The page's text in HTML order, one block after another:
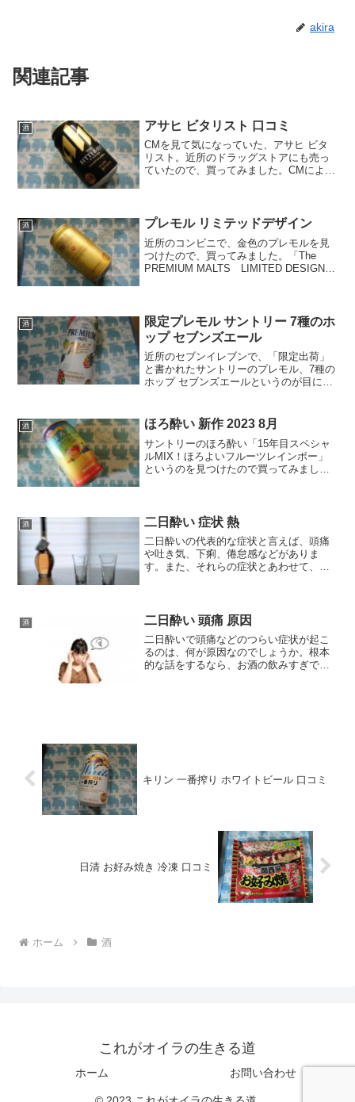
akira
関連記事
酒 アサヒ ビタリスト 口コミ
CMを見て気になっていた、アサヒ ビタ
リスト。近所のドラッグストアにも売っ
ていたので、買ってみました。CMによる
ビールが特に好き、とい...
酒 プレモル リミテッドデザイン
近所のコンビニで、金色のプレモルを見
つけたので、買ってみました。「The
PREMIUM MALTS LIMITED DESIGN」
も...
酒
限定プレモル サントリー 7種のホ
ップ セブンズエール
近所のセブンイレブンで、「限定出荷」
と書かれたサントリーのプレモル、7種の
ホップ セブンズエールというのが目につ
情報がない。なので、調べてみますと、
発売日は2024年...
酒 ほろ酔い 新作 2023 8月
サントリーのほろ酔い「15年目スペシャ
ルMIX！ほろよいフルーツレインボー」
というのを見つけたので買ってみまし
１００種を超え...
酒 二日酔い 症状 熱
二日酔いの代表的な症状と言えば、頭痛
や吐き気、下痢、倦怠感などがありま
す。また、それらの症状とあわせて、熱
出る原因まず、発熱の原因と...
酒 二日酔い 頭痛 原因
二日酔いで頭痛などのつらい症状が起こ
るのは、何が原因なのでしょうか。根本
的な話をするなら、お酒の飲みすぎです
キリン 一番搾り ホワイトビール 口コミ
日清 お好み焼き 冷凍 口コミ
ホーム 酒
これがオイラの生きる道
ホーム お問い合わせ